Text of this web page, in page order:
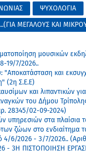
ΨΥΧΟΛΟΓΙΑ
ΜΕΓΑΛΟΥΣ ΚΑΙ
μουσικών
19/7/2026..
"Αποκατάσταση και
(2η Σ.Ε.Ε)
και λιπαντικών
του Δήμου
28345/02-09-2024)
υπηρεσιών στα πλαίσια
ζώων στο ενδιαίτημα
4/6/2026 - 3/7/2026..
- 3Η ΠΙΣΤΟΠΟΙΗΣΗ